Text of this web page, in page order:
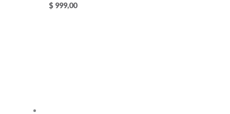
$ 999,00